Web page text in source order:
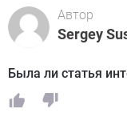
Автор
Sergey
Была ли статья